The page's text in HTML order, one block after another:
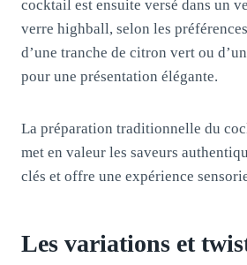
cocktail est ensuite versé dans un
verre highball, selon les
d’une tranche de citron vert ou
pour une présentation élégante.
La préparation traditionnelle du
met en valeur les saveurs
clés et offre une expérience
Les variations et